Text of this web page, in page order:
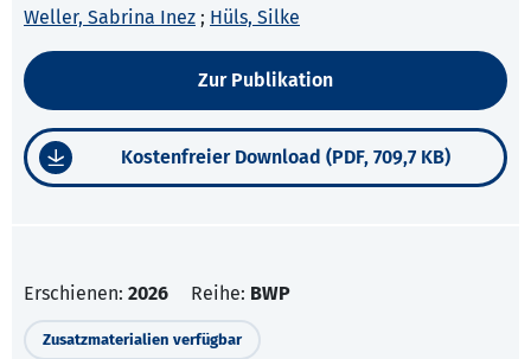
Weller, Sabrina Inez ; Hüls, Silke
Zur Publikation
Kostenfreier Download (PDF, 709,7 KB)
Erschienen: 2026 Reihe: BWP
Zusatzmaterialien verfügbar